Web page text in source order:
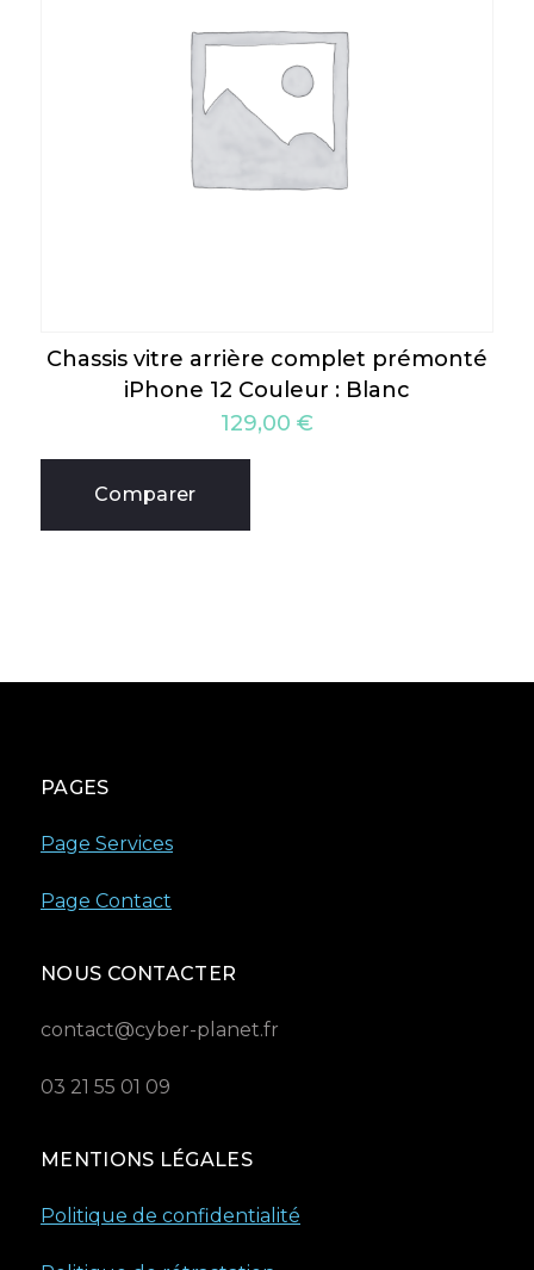
Chassis vitre arrière complet prémonté
iPhone 12 Couleur : Blanc
129,00 €
Comparer
PAGES
Page Services
Page Contact
NOUS CONTACTER
contact@cyber-planet.fr
03 21 55 01 09
MENTIONS LÉGALES
Politique de confidentialité